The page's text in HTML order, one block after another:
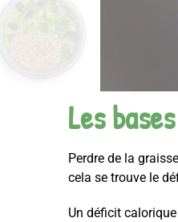
Les
Perdre de la
cela se trouve le
Un déficit